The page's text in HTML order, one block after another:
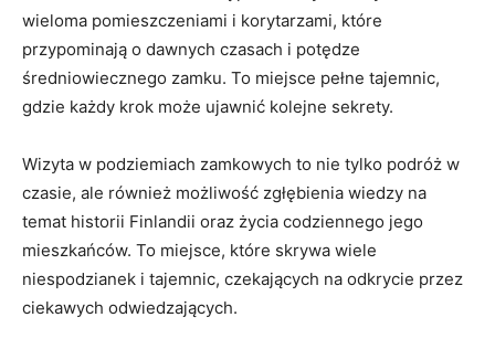
wieloma pomieszczeniami i ‌korytarzami, które
przypominają o dawnych czasach‌ i ⁢potędze
średniowiecznego ⁤zamku. To‍ miejsce pełne tajemnic,
gdzie każdy krok może‍ ujawnić‍ kolejne​ sekrety.
Wizyta w podziemiach ​zamkowych to⁢ nie tylko podróż ⁢w
czasie, ale również możliwość zgłębienia wiedzy‍ na
temat historii Finlandii oraz życia codziennego jego
mieszkańców. To‍ miejsce, które skrywa wiele‍
niespodzianek i tajemnic, czekających na odkrycie przez
ciekawych odwiedzających.